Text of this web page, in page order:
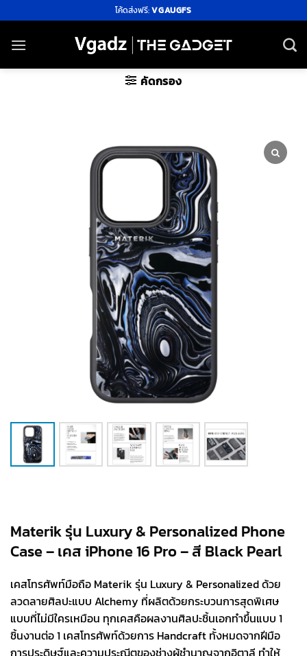
ไป
ยัง
โค้ดส่งฟรี:VGAUGFS
คัดกรอง
Materik รุ่น Luxury & Personalized Phone
Case – เคส iPhone 16 Pro – สี Black Pearl
เคสโทรศัพท์มือถือ Materik รุ่น Luxury & Personalized ด้วย
ลวดลายศิลปะแบบ Alchemy ที่ผลิตด้วยกระบวนการสุดพิเศษ
แบบที่ไม่มีใครเหมือน ทุกเคสคือผลงานศิลปะชิ้นเอกทำขึ้นแบบ 1
ชิ้นงานต่อ 1 เคสโทรศัพท์ด้วยการ Handcraft ทั้งหมดจากฝีมือ